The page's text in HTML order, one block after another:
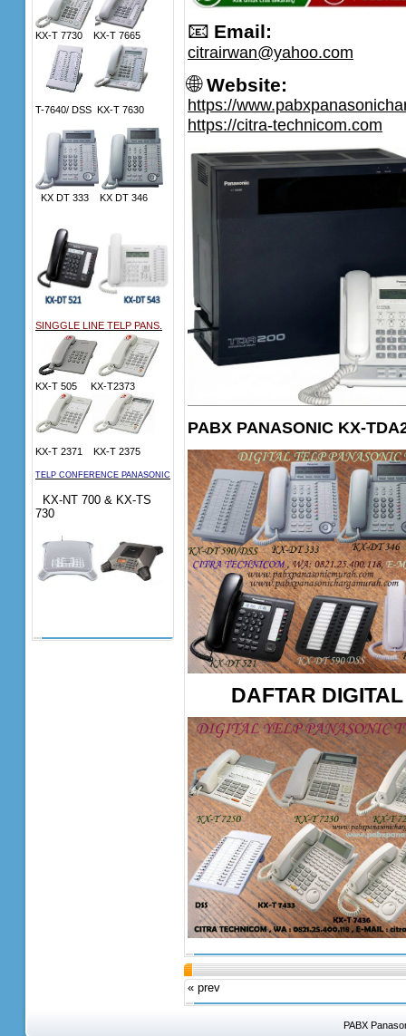
KX-T 7730 KX-T 7665
T-7640/ DSS KX-T 7630
KX DT 333 KX DT 346
SINGGLE LINE TELP PANS.
KX-T 505 KX-T2373
KX-T 2371 KX-T 2375
TELP CONFERENCE PANASONIC
KX-NT 700 & KX-TS
730
📧 Email:
citrairwan@yahoo.com
🌐 Website:
https://
https://citra-technicom.com
PABX PANASONIC KX-
DAFTAR DIGITAL
« prev
PABX